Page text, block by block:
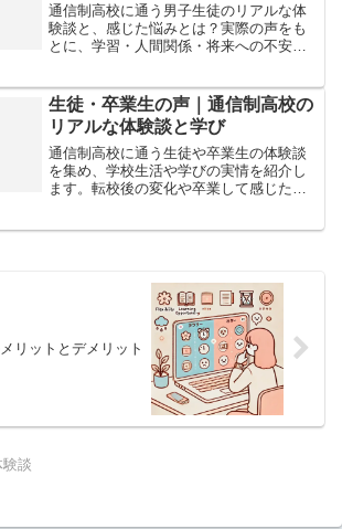
通信制高校に通う男子生徒のリアルな体
験談と、感じた悩みとは？実際の声をも
とに、学習・人間関係・将来への不安に
生徒・卒業生の声｜通信制高校の
リアルな体験談と学び
通信制高校に通う生徒や卒業生の体験談
を集め、学校生活や学びの実情を紹介し
ます。転校後の変化や卒業して感じたメ
リットとデメリット
験談